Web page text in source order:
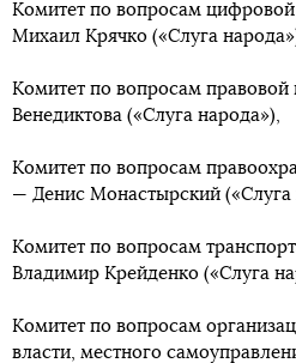
Комитет по вопросам
Михаил Крячко («Слуга
Комитет по вопросам
Венедиктова («Слуга народа»),
Комитет по вопросам
— Денис Монастырский («Слуга
Комитет по вопросам
Владимир Крейденко («Слуга
Комитет по вопросам
власти, местного